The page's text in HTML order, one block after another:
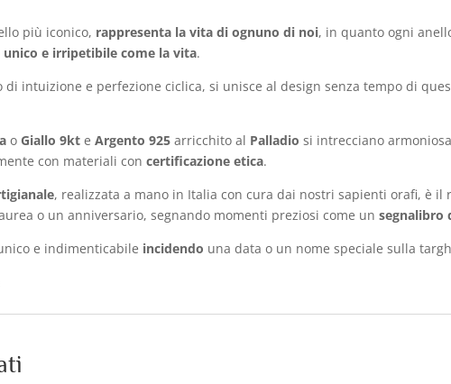
più iconico, rappresenta la vita di ognuno di noi, in quanto ogni
unico e irripetibile come la vita.
di intuizione e perfezione ciclica, si unisce al design senza tempo di
o Giallo 9kt e Argento 925 arricchito al Palladio si intrecciano
con materiali con certificazione etica.
, realizzata a mano in Italia con cura dai nostri sapienti orafi, è
o un anniversario, segnando momenti preziosi come un segnalibro
e indimenticabile incidendo una data o un nome speciale sulla